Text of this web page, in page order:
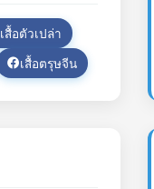
เสื้อตัวเปล่า
เสื้อตรุษจีน